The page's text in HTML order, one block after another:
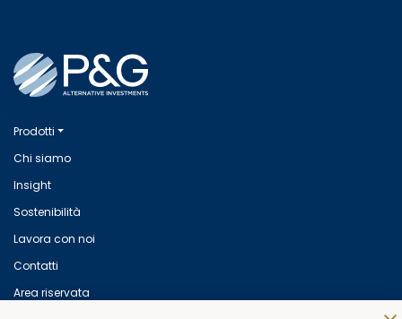
Prodotti
Chi siamo
Insight
Sostenibilità
Lavora con noi
Contatti
Area riservata